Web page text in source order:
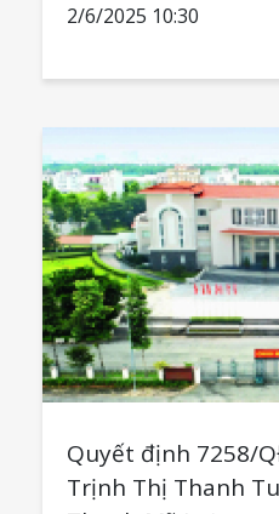
2/6/2025 10:30
Quyết định 7258/QĐ-UBND HS CMĐ
Trịnh Thị Thanh